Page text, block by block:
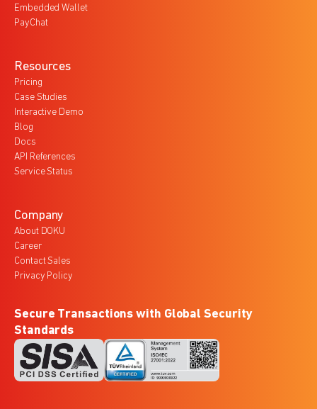
Embedded Wallet
PayChat
Resources
Pricing
Case Studies
Interactive Demo
Blog
Docs
API References
Service Status
Company
About DOKU
Career
Contact Sales
Privacy Policy
Secure Transactions with Global Security
Standards